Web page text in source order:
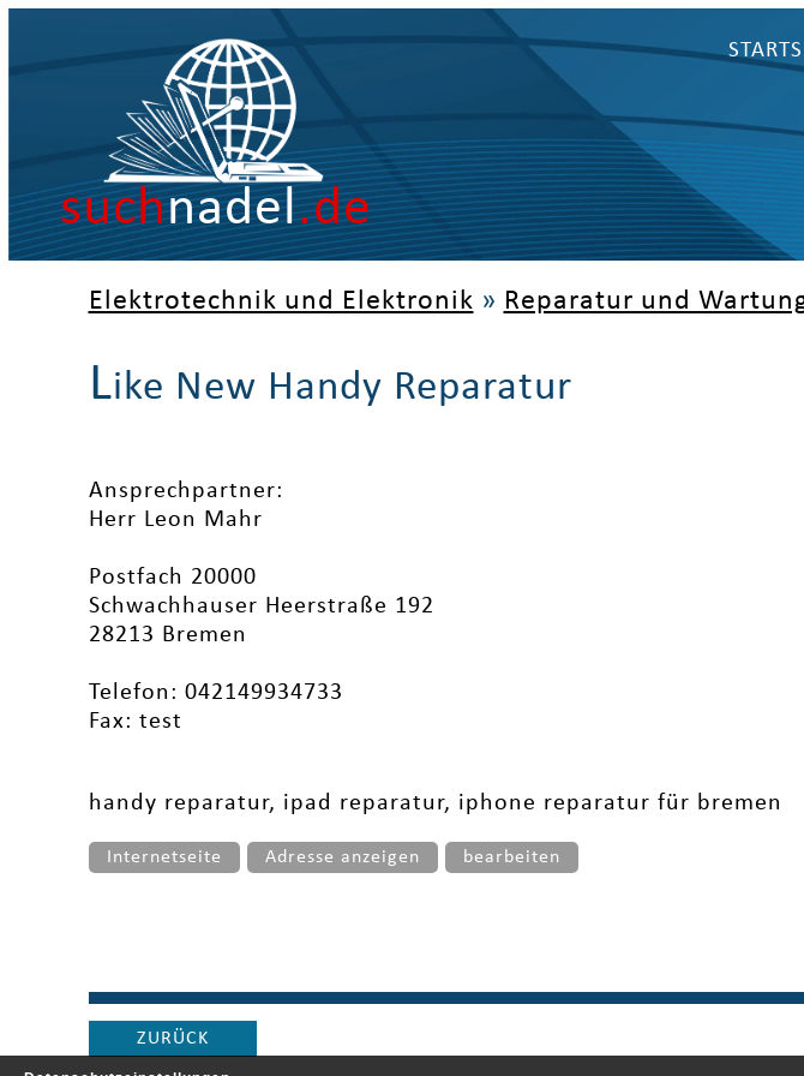
suchnadel.de
Elektrotechnik und Elektronik » Reparatur und
Like New Handy Reparatur
Ansprechpartner:
Herr Leon Mahr
Postfach 20000
Schwachhauser Heerstraße 192
28213 Bremen
Telefon: 042149934733
Fax: test
handy reparatur, ipad reparatur, iphone reparatur für bremen
Internetseite Adresse anzeigen bearbeiten
ZURÜCK